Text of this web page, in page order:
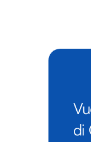
di